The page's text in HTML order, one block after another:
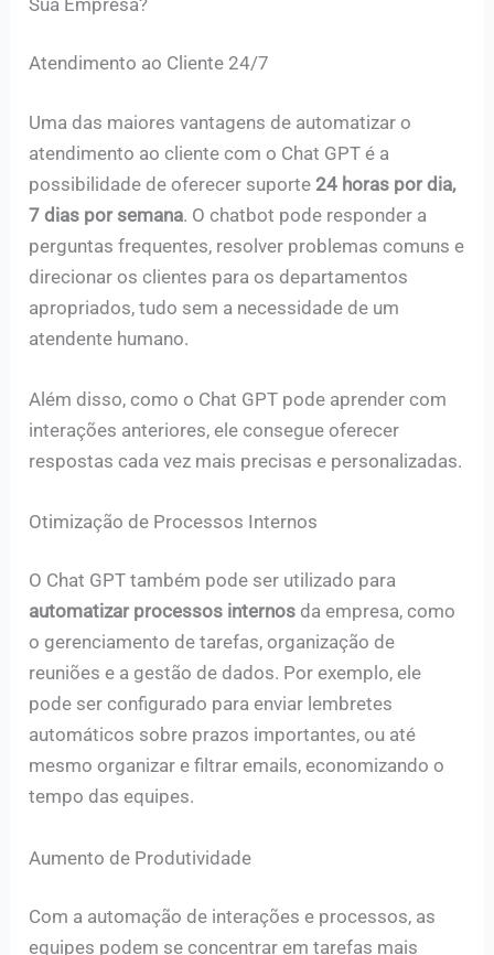
Atendimento ao Cliente 24/7
Uma das maiores vantagens de automatizar o
atendimento ao cliente com o Chat GPT é a
possibilidade de oferecer suporte 24 horas por dia,
7 dias por semana. O chatbot pode responder a
perguntas frequentes, resolver problemas comuns e
direcionar os clientes para os departamentos
apropriados, tudo sem a necessidade de um
atendente humano.
Além disso, como o Chat GPT pode aprender com
interações anteriores, ele consegue oferecer
respostas cada vez mais precisas e personalizadas.
Otimização de Processos Internos
O Chat GPT também pode ser utilizado para
automatizar processos internos da empresa, como
o gerenciamento de tarefas, organização de
reuniões e a gestão de dados. Por exemplo, ele
pode ser configurado para enviar lembretes
automáticos sobre prazos importantes, ou até
mesmo organizar e filtrar emails, economizando o
tempo das equipes.
Aumento de Produtividade
Com a automação de interações e processos, as
equipes podem se concentrar em tarefas mais